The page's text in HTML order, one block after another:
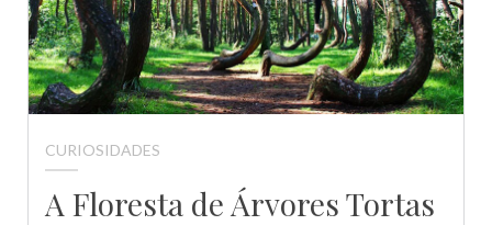
CURIOSIDADES
A Floresta de Árvores Tortas